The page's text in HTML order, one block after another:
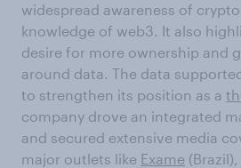
widespread awareness of
knowledge of web3. It also
desire for more ownership and
around data. The data
to strengthen its position as a
company drove an integrated
and secured extensive media
major outlets like Exame (Brazil),